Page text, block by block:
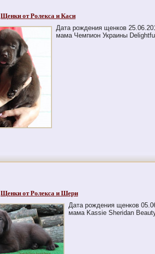
Щенки от Ролекса и Каси
Дата рождения щенков
мама Чемпион Украины
Щенки от Ролекса и Шери
Дата рождения щенков
мама Kassie Sheridan